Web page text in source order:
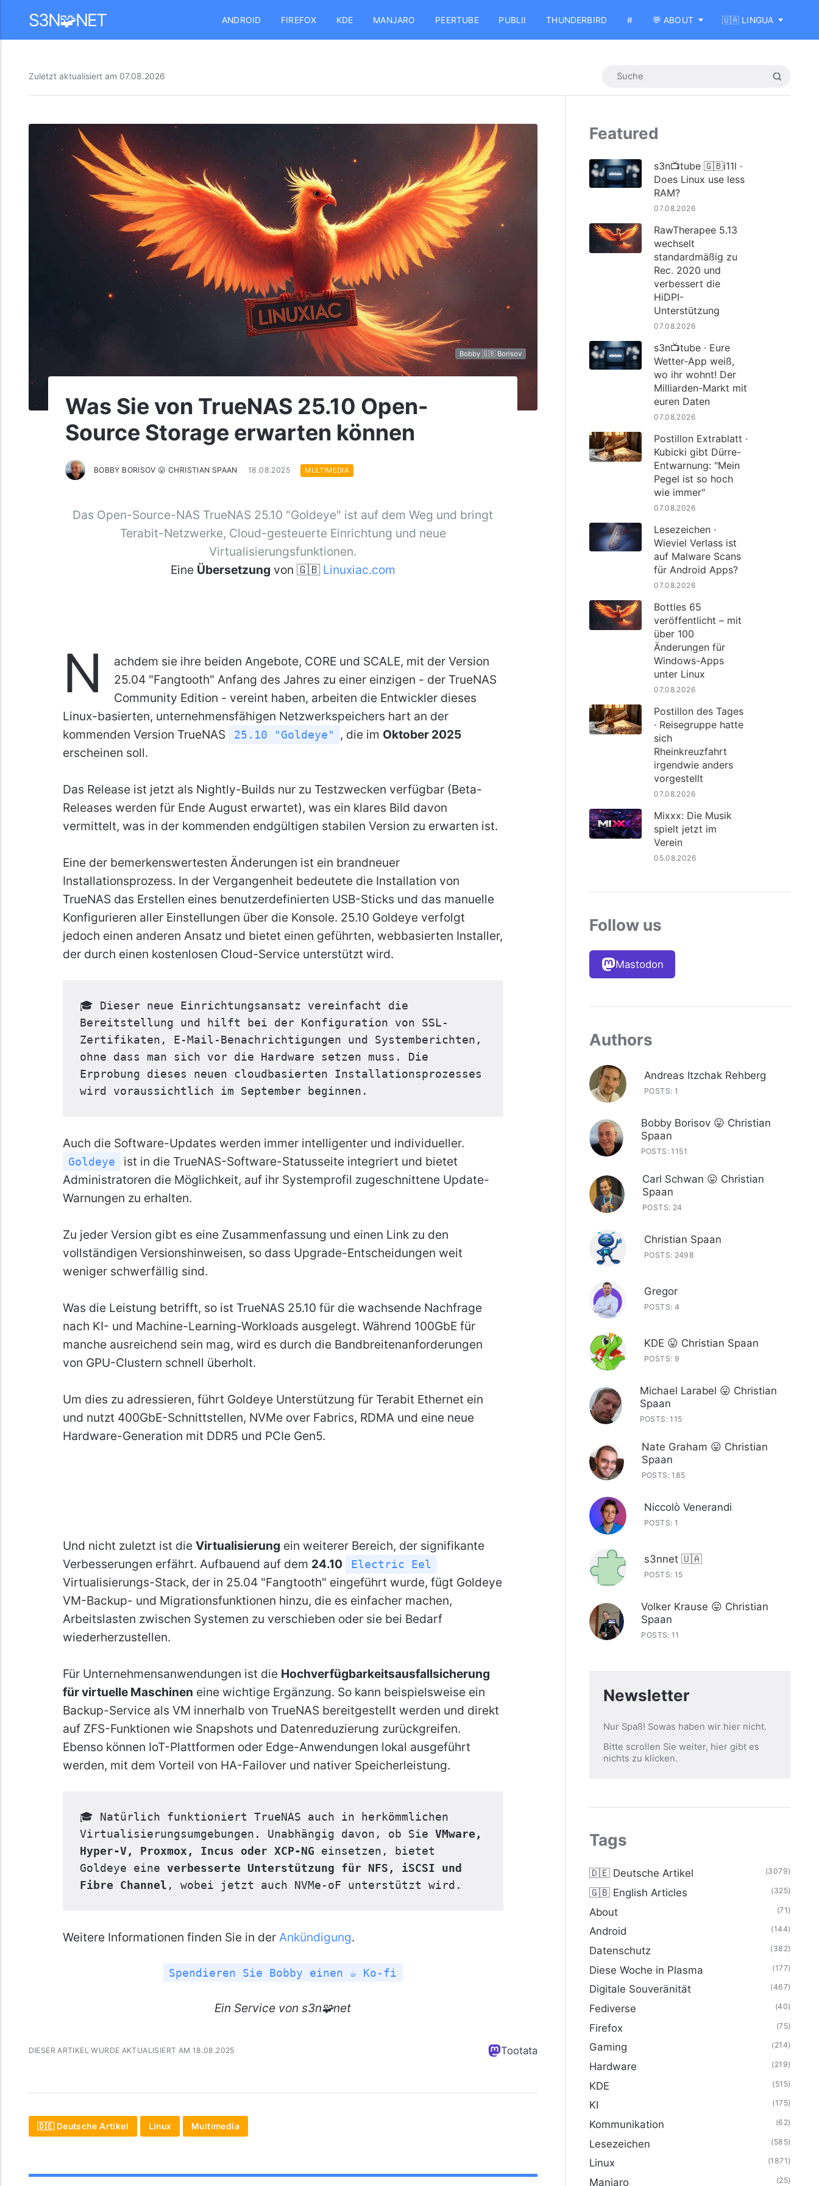
S3N🧩NET ANDROID FIREFOX KDE MANJARO PEERTUBE PUBLII THUNDERBIRD # 💬 ABOUT 🇺🇦 LINGUA
Zuletzt aktualisiert am 07.08.2026
Bobby 🇬🇧 Borisov
Was Sie von TrueNAS 25.10 Open-
Source Storage erwarten können
BOBBY BORISOV 😛 CHRISTIAN SPAAN 18.08.2025 MULTIMEDIA
Das Open-Source-NAS TrueNAS 25.10 "Goldeye" ist auf dem Weg und bringt
Terabit-Netzwerke, Cloud-gesteuerte Einrichtung und neue
Virtualisierungsfunktionen.
Eine Übersetzung von 🇬🇧 Linuxiac.com
N
achdem sie ihre beiden Angebote, CORE und SCALE, mit der Version
25.04 "Fangtooth" Anfang des Jahres zu einer einzigen - der TrueNAS
Community Edition - vereint haben, arbeiten die Entwickler dieses
Linux-basierten, unternehmensfähigen Netzwerkspeichers hart an der
kommenden Version TrueNAS
25.10 "Goldeye" , die im Oktober 2025
erscheinen soll.
Das Release ist jetzt als Nightly-Builds nur zu Testzwecken verfügbar (Beta-
Releases werden für Ende August erwartet), was ein klares Bild davon
vermittelt, was in der kommenden endgültigen stabilen Version zu erwarten ist.
Eine der bemerkenswertesten Änderungen ist ein brandneuer
Installationsprozess. In der Vergangenheit bedeutete die Installation von
TrueNAS das Erstellen eines benutzerdefinierten USB-Sticks und das manuelle
Konfigurieren aller Einstellungen über die Konsole. 25.10 Goldeye verfolgt
jedoch einen anderen Ansatz und bietet einen geführten, webbasierten Installer,
der durch einen kostenlosen Cloud-Service unterstützt wird.
🎓 Dieser neue Einrichtungsansatz vereinfacht die
Bereitstellung und hilft bei der Konfiguration von SSL-
Zertifikaten, E-Mail-Benachrichtigungen und Systemberichten,
ohne dass man sich vor die Hardware setzen muss. Die
Erprobung dieses neuen cloudbasierten Installationsprozesses
wird voraussichtlich im September beginnen.
Auch die Software-Updates werden immer intelligenter und individueller.
Goldeye
ist in die TrueNAS-Software-Statusseite integriert und bietet
Administratoren die Möglichkeit, auf ihr Systemprofil zugeschnittene Update-
Warnungen zu erhalten.
Zu jeder Version gibt es eine Zusammenfassung und einen Link zu den
vollständigen Versionshinweisen, so dass Upgrade-Entscheidungen weit
weniger schwerfällig sind.
Was die Leistung betrifft, so ist TrueNAS 25.10 für die wachsende Nachfrage
nach KI- und Machine-Learning-Workloads ausgelegt. Während 100GbE für
manche ausreichend sein mag, wird es durch die Bandbreitenanforderungen
von GPU-Clustern schnell überholt.
Um dies zu adressieren, führt Goldeye Unterstützung für Terabit Ethernet ein
und nutzt 400GbE-Schnittstellen, NVMe over Fabrics, RDMA und eine neue
Hardware-Generation mit DDR5 und PCIe Gen5.
Und nicht zuletzt ist die Virtualisierung ein weiterer Bereich, der signifikante
Verbesserungen erfährt. Aufbauend auf dem 24.10 Electric Eel
Virtualisierungs-Stack, der in 25.04 "Fangtooth" eingeführt wurde, fügt Goldeye
VM-Backup- und Migrationsfunktionen hinzu, die es einfacher machen,
Arbeitslasten zwischen Systemen zu verschieben oder sie bei Bedarf
wiederherzustellen.
Für Unternehmensanwendungen ist die Hochverfügbarkeitsausfallsicherung
für virtuelle Maschinen eine wichtige Ergänzung. So kann beispielsweise ein
Backup-Service als VM innerhalb von TrueNAS bereitgestellt werden und direkt
auf ZFS-Funktionen wie Snapshots und Datenreduzierung zurückgreifen.
Ebenso können IoT-Plattformen oder Edge-Anwendungen lokal ausgeführt
werden, mit dem Vorteil von HA-Failover und nativer Speicherleistung.
🎓 Natürlich funktioniert TrueNAS auch in herkömmlichen
Virtualisierungsumgebungen. Unabhängig davon, ob Sie VMware,
Hyper-V, Proxmox, Incus oder XCP-NG einsetzen, bietet
Goldeye eine verbesserte Unterstützung für NFS, iSCSI und
Fibre Channel , wobei jetzt auch NVMe-oF unterstützt wird.
Weitere Informationen finden Sie in der Ankündigung.
Spendieren Sie Bobby einen ☕ Ko-fi
Ein Service von s3n🧩net
DIESER ARTIKEL WURDE AKTUALISIERT AM 18.08.2025 Tootata
🇩🇪 Deutsche Artikel Linux Multimedia
Featured
s3n📺tube 🇬🇧i11l ·
Does Linux use less
RAM?
07.08.2026
RawTherapee 5.13
wechselt
standardmäßig zu
Rec. 2020 und
verbessert die
HiDPI-
Unterstützung
07.08.2026
s3n📺tube · Eure
Wetter-App weiß,
wo ihr wohnt! Der
Milliarden-Markt mit
euren Daten
07.08.2026
Postillon Extrablatt ·
Kubicki gibt Dürre-
Entwarnung: "Mein
Pegel ist so hoch
wie immer"
07.08.2026
Lesezeichen ·
Wieviel Verlass ist
auf Malware Scans
für Android Apps?
07.08.2026
Bottles 65
veröffentlicht – mit
über 100
Änderungen für
Windows-Apps
unter Linux
07.08.2026
Postillon des Tages
· Reisegruppe hatte
sich
Rheinkreuzfahrt
irgendwie anders
vorgestellt
07.08.2026
Mixxx: Die Musik
spielt jetzt im
Verein
05.08.2026
Follow us
Mastodon
Authors
Andreas Itzchak Rehberg
POSTS: 1
Bobby Borisov 😛 Christian
Spaan
POSTS: 1151
Carl Schwan 😛 Christian
Spaan
POSTS: 24
Christian Spaan
POSTS: 2498
Gregor
POSTS: 4
KDE 😛 Christian Spaan
POSTS: 9
Michael Larabel 😛 Christian
Spaan
POSTS: 115
Nate Graham 😛 Christian
Spaan
POSTS: 185
Niccolò Venerandi
POSTS: 1
s3nnet 🇺🇦
POSTS: 15
Volker Krause 😛 Christian
Spaan
POSTS: 11
Newsletter
Nur Spaß! Sowas haben wir hier nicht.
Bitte scrollen Sie weiter, hier gibt es
nichts zu klicken.
Tags
🇩🇪 Deutsche Artikel (3079)
🇬🇧 English Articles (325)
About (71)
Android (144)
Datenschutz (382)
Diese Woche in Plasma (177)
Digitale Souveränität (467)
Fediverse (40)
Firefox (75)
Gaming (214)
Hardware (219)
KDE (515)
KI (175)
Kommunikation (62)
Lesezeichen (585)
Linux (1871)
Manjaro (25)